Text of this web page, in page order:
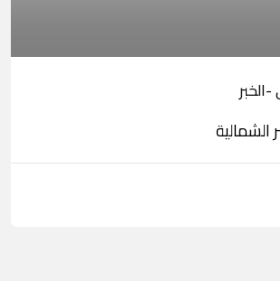
الخبر
الشمالية